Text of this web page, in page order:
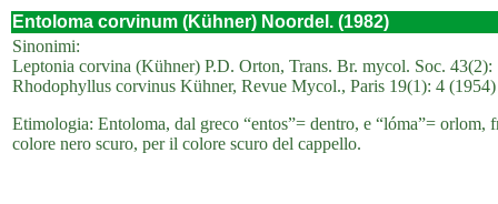
Entoloma corvinum (Kühner) Noordel. (1982)
Sinonimi:
Leptonia corvina (Kühner) P.D. Orton, Trans. Br. mycol. Soc. 43(2):
Rhodophyllus corvinus Kühner, Revue Mycol., Paris 19(1): 4 (1954)
Etimologia: Entoloma, dal greco “entos”= dentro, e “lóma”=
colore nero scuro, per il colore scuro del cappello.